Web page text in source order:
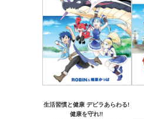
生活習慣と健康 デビラあらわる!
健康を守れ!!